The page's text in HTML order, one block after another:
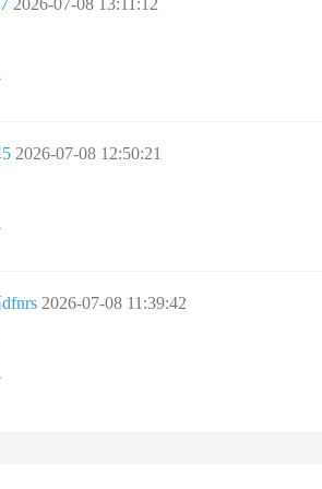
2026-07-08 13:11:12
2026-07-08 12:50:21
2026-07-08 11:39:42